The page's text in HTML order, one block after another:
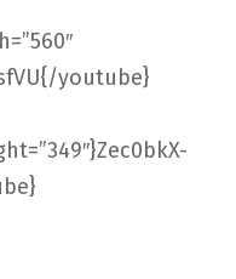
youtube}